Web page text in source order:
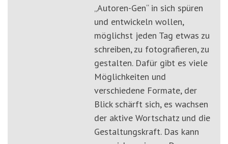
„Autoren-Gen“ in sich spüren
und entwickeln wollen,
möglichst jeden Tag etwas zu
schreiben, zu fotografieren, zu
gestalten. Dafür gibt es viele
Möglichkeiten und
verschiedene Formate, der
Blick schärft sich, es wachsen
der aktive Wortschatz und die
Gestaltungskraft. Das kann